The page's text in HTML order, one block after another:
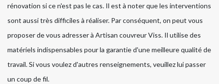
rénovation si ce n'est pas le cas. Il est à noter que les interventions
sont aussi très difficiles à réaliser. Par conséquent, on peut vous
proposer de vous adresser à Artisan couvreur Viss. Il utilise des
matériels indispensables pour la garantie d'une meilleure qualité de
travail. Si vous voulez d'autres renseignements, veuillez lui passer
un coup de fil.